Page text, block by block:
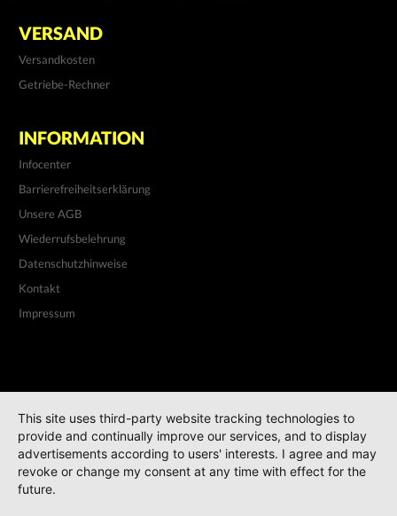
VERSAND
Versandkosten
Getriebe-Rechner
INFORMATION
Infocenter
Barrierefreiheitserklärung
Unsere AGB
Wiederrufsbelehrung
Datenschutzhinweise
Kontakt
Impressum
This site uses third-party website tracking technologies to
provide and continually improve our services, and to display
advertisements according to users' interests. I agree and may
revoke or change my consent at any time with effect for the
future.